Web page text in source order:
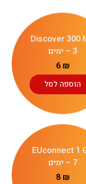
Discover 300
– 3 ימים
6 ₪
הוספה לסל
EUconnect 1
– 7 ימים
8 ₪